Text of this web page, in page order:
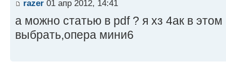
razer 01 апр 2012, 14:41
а можно статью в pdf ? я хз 4ак в этом
выбрать,опера мини6